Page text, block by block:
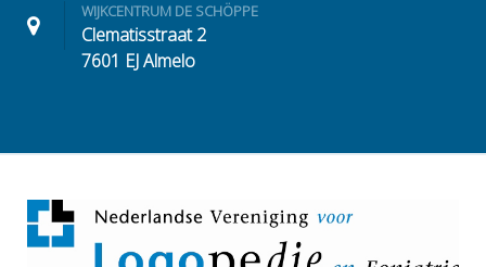
WIJKCENTRUM DE SCHÖPPE
Clematisstraat 2
7601 EJ Almelo